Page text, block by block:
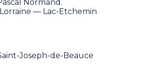
Normand.
— Lac-Etchemin
Joseph-de-Beauce